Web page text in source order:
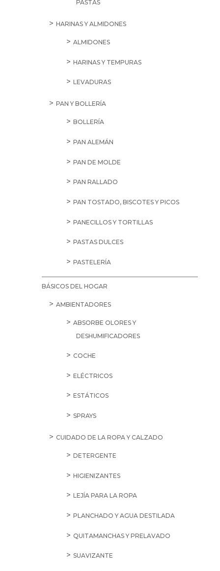
PASTAS
HARINAS Y ALMIDONES
ALMIDONES
HARINAS Y TEMPURAS
LEVADURAS
PAN Y BOLLERÍA
BOLLERÍA
PAN ALEMÁN
PAN DE MOLDE
PAN RALLADO
PAN TOSTADO, BISCOTES Y PICOS
PANECILLOS Y TORTILLAS
PASTAS DULCES
PASTELERÍA
BÁSICOS DEL HOGAR
AMBIENTADORES
ABSORBE OLORES Y
DESHUMIFICADORES
COCHE
ELÉCTRICOS
ESTÁTICOS
SPRAYS
CUIDADO DE LA ROPA Y CALZADO
DETERGENTE
HIGIENIZANTES
LEJÍA PARA LA ROPA
PLANCHADO Y AGUA DESTILADA
QUITAMANCHAS Y PRELAVADO
SUAVIZANTE